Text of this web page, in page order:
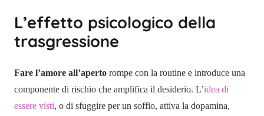
L’effetto psicologico della
trasgressione
Fare l’amore all’aperto rompe con la routine e introduce una
componente di rischio che amplifica il desiderio. L’idea di
essere visti, o di sfuggire per un soffio, attiva la dopamina,